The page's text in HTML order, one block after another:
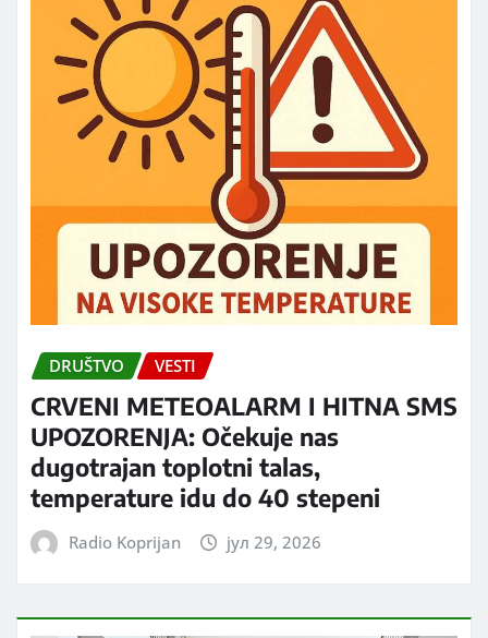
DRUŠTVO VESTI
CRVENI METEOALARM I HITNA SMS
UPOZORENJA: Očekuje nas
dugotrajan toplotni talas,
temperature idu do 40 stepeni
Radio Koprijan јул 29, 2026